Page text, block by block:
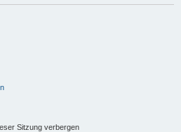
Sitzung verbergen